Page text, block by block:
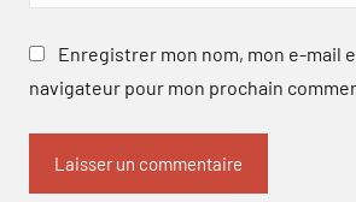
Enregistrer mon nom, mon e-mail
navigateur pour mon prochain